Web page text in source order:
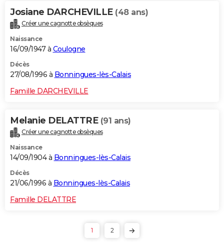
Josiane DARCHEVILLE (48 ans)
Créer une cagnotte obsèques
Naissance
16/09/1947 à Coulogne
Décès
27/08/1996 à Bonningues-lès-Calais
Famille DARCHEVILLE
Melanie DELATTRE (91 ans)
Créer une cagnotte obsèques
Naissance
14/09/1904 à Bonningues-lès-Calais
Décès
21/06/1996 à Bonningues-lès-Calais
Famille DELATTRE
1 2